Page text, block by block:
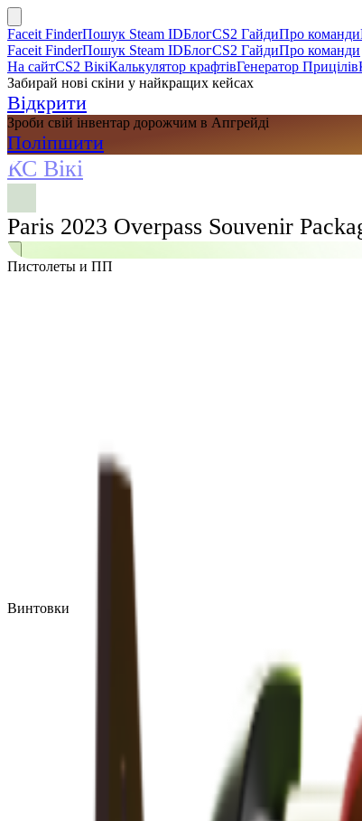
Faceit FinderПошук Steam IDБлогCS2 ГайдиПро команди
Faceit FinderПошук Steam IDБлогCS2 ГайдиПро команди
На сайтCS2 ВікіКалькулятор крафтівГенератор Прицілів
Забирай нові скіни у найкращих кейсах
Відкрити
Зроби свій інвентар дорожчим в Апгрейді
Поліпшити
КС Вікі
Paris 2023 Overpass Souvenir
Пошук
Пистолеты и ПП
Винтовки